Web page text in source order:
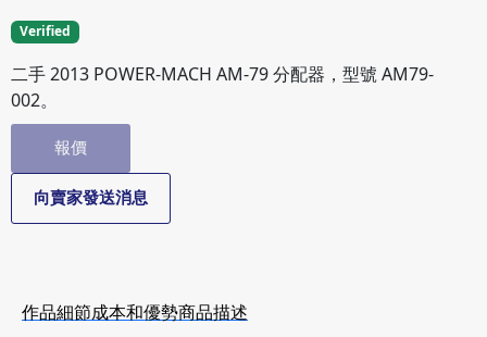
Verified
二手 2013 POWER-MACH AM-79 分配器，型號 AM79-
002。
報價
向賣家發送消息
作品細節成本和優勢商品描述